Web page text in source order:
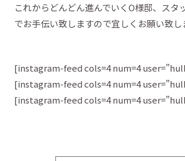
これからどんどん進んでいくO様邸、スタ
でお手伝い致しますので宜しくお願い致し
[instagram-feed cols=4 num=4
[instagram-feed cols=4 num=4
[instagram-feed cols=4 num=4